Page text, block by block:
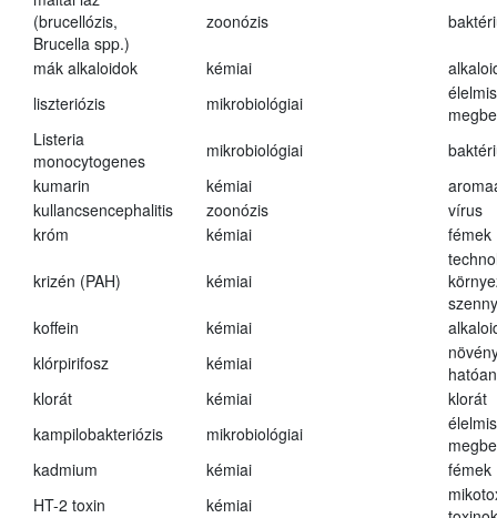
(brucellózis,
Brucella spp.)
zoonózis
mák alkaloidok kémiai
liszteriózis
mikrobiológiai
Listeria
monocytogenes
mikrobiológiai
kumarin
kémiai
kullancsencephalitis
zoonózis
vírus
króm
kémiai fémek
krizén (PAH) kémiai
koffein
kémiai
klórpirifosz
kémiai
klorát
kémiai
klorát
kampilobakteriózis
mikrobiológiai
kadmium
kémiai
fémek
HT-2 toxin
kémiai